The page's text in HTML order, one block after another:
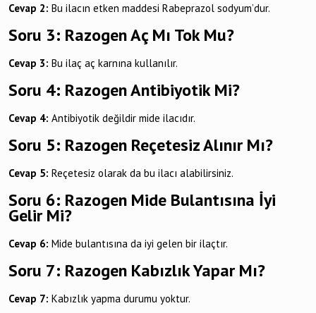
Cevap 2: Bu ilacın etken maddesi Rabeprazol sodyum’dur.
Soru 3: Razogen Aç Mı Tok Mu?
Cevap 3: Bu ilaç aç karnına kullanılır.
Soru 4: Razogen Antibiyotik Mi?
Cevap 4: Antibiyotik değildir mide ilacıdır.
Soru 5: Razogen Reçetesiz Alınır Mı?
Cevap 5: Reçetesiz olarak da bu ilacı alabilirsiniz.
Soru 6: Razogen Mide Bulantısına İyi
Gelir Mi?
Cevap 6: Mide bulantısına da iyi gelen bir ilaçtır.
Soru 7: Razogen Kabızlık Yapar Mı?
Cevap 7: Kabızlık yapma durumu yoktur.